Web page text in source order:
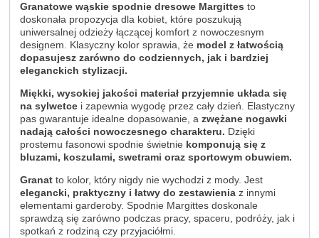
Granatowe wąskie spodnie dresowe Margittes to
doskonała propozycja dla kobiet, które poszukują
uniwersalnej odzieży łączącej komfort z nowoczesnym
designem. Klasyczny kolor sprawia, żemodel z łatwością
dopasujesz zarówno do codziennych, jak i bardziej
eleganckich stylizacji.
Miękki, wysokiej jakości materiał przyjemnie układa się
na sylwetcei zapewnia wygodę przez cały dzień. Elastyczny
pas gwarantuje idealne dopasowanie, a zwężane nogawki
nadają całości nowoczesnego charakteru. Dzięki
prostemu fasonowi spodnie świetniekomponują się z
bluzami, koszulami, swetrami oraz sportowym obuwiem.
Granatto kolor, który nigdy nie wychodzi z mody. Jest
elegancki, praktyczny i łatwy do zestawieniaz innymi
elementami garderoby. Spodnie Margittes doskonale
sprawdzą się zarówno podczas pracy, spaceru, podróży, jak i
spotkań z rodziną czy przyjaciółmi.